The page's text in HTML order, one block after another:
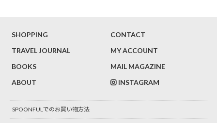
SHOPPING
TRAVEL JOURNAL
BOOKS
ABOUT
CONTACT
MY ACCOUNT
MAIL MAGAZINE
INSTAGRAM
SPOONFULでのお買い物方法